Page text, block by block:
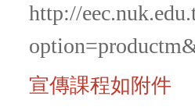
http://
宣傳課程如附件